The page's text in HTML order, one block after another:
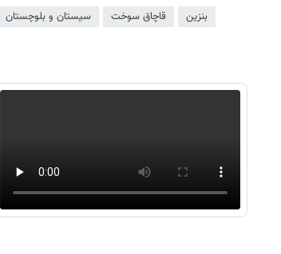
بنزین قاچاق سوخت سیستان و بلوچستان